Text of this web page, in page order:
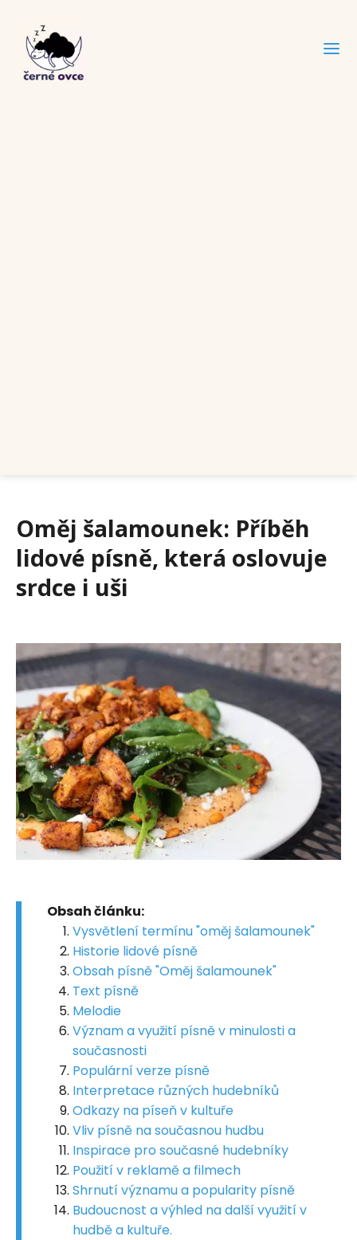
Oměj šalamounek: Příběh
lidové písně, která oslovuje
srdce i uši
Obsah článku:
Vysvětlení termínu "oměj šalamounek"
Historie lidové písně
Obsah písně "Oměj šalamounek"
Text písně
Melodie
Význam a využití písně v minulosti a
současnosti
Populární verze písně
Interpretace různých hudebníků
Odkazy na píseň v kultuře
Vliv písně na současnou hudbu
Inspirace pro současné hudebníky
Použití v reklamě a filmech
Shrnutí významu a popularity písně
Budoucnost a výhled na další využití v
hudbě a kultuře.